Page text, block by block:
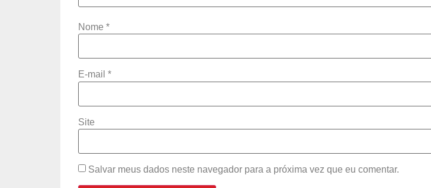
Nome *
E-mail *
Site
Salvar meus dados neste navegador para a próxima vez que eu comentar.